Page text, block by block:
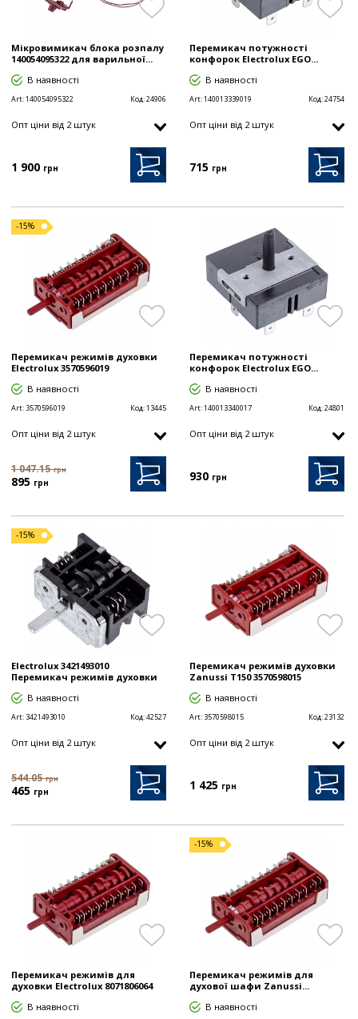
Мікровимикач блока розпалу
140054095322 для варильної...
В наявності
Art:140054095322 Код:24906
Опт цiни від 2 штук
1 900 грн
Перемикач потужності
конфорок Electrolux EGO...
В наявності
Art:140013339019 Код:24754
Опт цiни від 2 штук
715 грн
Перемикач режимів духовки
Electrolux 3570596019
-15%
В наявності
Art: 3570596019 Код:13445
Опт цiни від 2 штук
1 047.15 грн
895 грн
Перемикач потужності
конфорок Electrolux EGO...
В наявності
Art:140013340017 Код:24801
Опт цiни від 2 штук
930 грн
Electrolux 3421493010
Перемикач режимів духовки
-15%
В наявності
Art: 3421493010 Код:42527
Опт цiни від 2 штук
544.05 грн
465 грн
Перемикач режимів духовки
Zanussi T150 3570598015
В наявності
Art: 3570598015 Код:23132
Опт цiни від 2 штук
1 425 грн
Перемикач режимів для
духовки Electrolux 8071806064
В наявності
Перемикач режимів для
духової шафи Zanussi...
-15%
В наявності